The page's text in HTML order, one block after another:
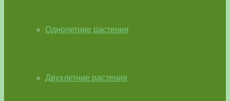
Однолетние растения
Двухлетние растения